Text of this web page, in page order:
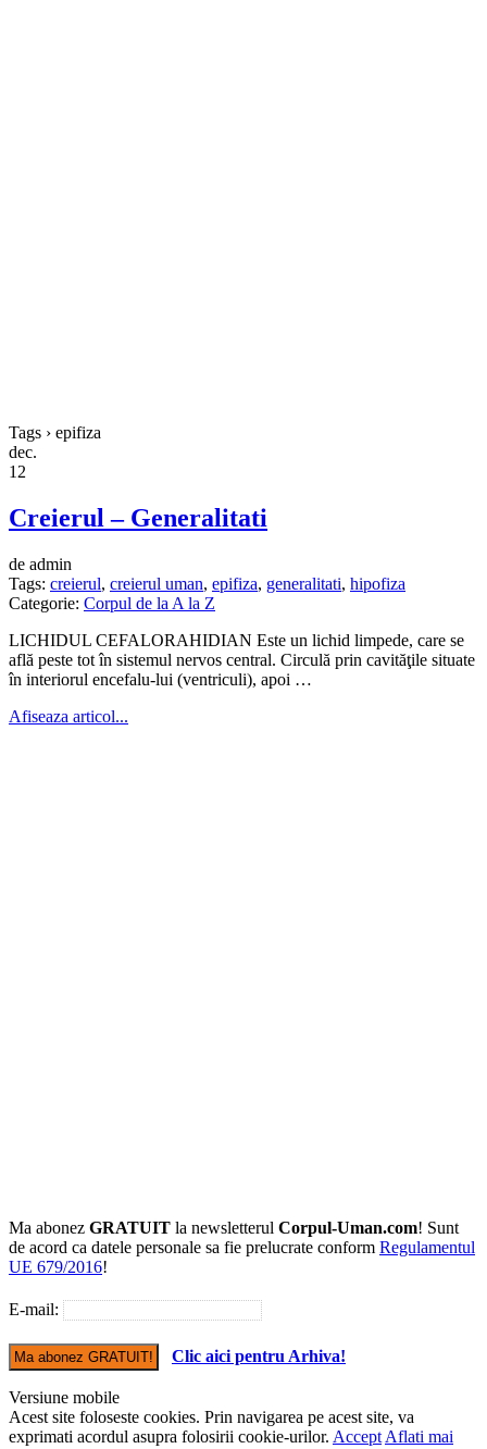
Tags › epifiza
dec.
12
Creierul – Generalitati
de admin
Tags: creierul, creierul uman, epifiza, generalitati, hipofiza
Categorie: Corpul de la A la Z
LICHIDUL CEFALORAHIDIAN Este un lichid limpede, care se
află peste tot în sistemul nervos central. Circulă prin cavităţile situate
în interiorul encefalu-lui (ventriculi), apoi …
Afiseaza articol...
Ma abonez GRATUIT la newsletterul Corpul-Uman.com! Sunt
de acord ca datele personale sa fie prelucrate conform Regulamentul
UE 679/2016!
E-mail:
Clic aici pentru Arhiva!
Versiune mobile
Acest site foloseste cookies. Prin navigarea pe acest site, va
exprimati acordul asupra folosirii cookie-urilor. Accept Aflati mai